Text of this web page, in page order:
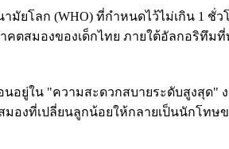
มัยโลก (WHO) ที่กำหนดไว้ไม่เกิน 1 ชั่ว
คตสมองของเด็กไทย ภายใต้อัลกอริทึมที่
อยู่ใน "ความสะดวกสบายระดับสูงสุด"
องที่เปลี่ยนลูกน้อยให้กลายเป็นนักโทษ